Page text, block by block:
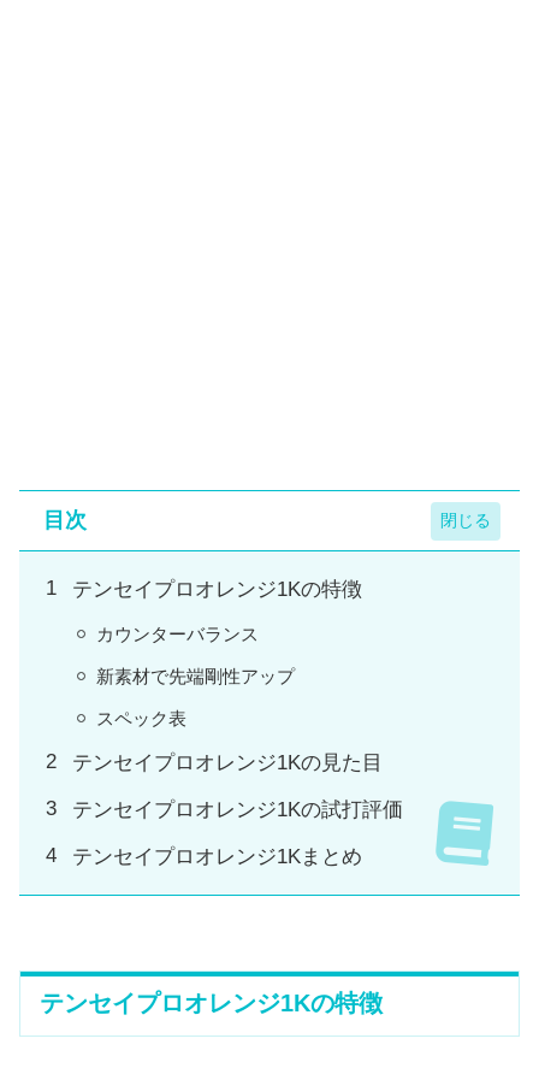
目次
テンセイプロオレンジ1Kの特徴
カウンターバランス
新素材で先端剛性アップ
スペック表
テンセイプロオレンジ1Kの見た目
テンセイプロオレンジ1Kの試打評価
テンセイプロオレンジ1Kまとめ
テンセイプロオレンジ1Kの特徴